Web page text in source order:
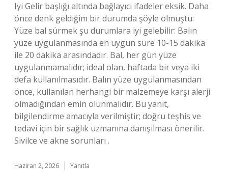
Iyi Gelir başlığı altında bağlayıcı ifadeler eksik. Daha
önce denk geldiğim bir durumda şöyle olmuştu:
Yüze bal sürmek şu durumlara iyi gelebilir: Balın
yüze uygulanmasında en uygun süre 10-15 dakika
ile 20 dakika arasındadır. Bal, her gün yüze
uygulanmamalıdır; ideal olan, haftada bir veya iki
defa kullanılmasıdır. Balın yüze uygulanmasından
önce, kullanılan herhangi bir malzemeye karşı alerji
olmadığından emin olunmalıdır. Bu yanıt,
bilgilendirme amacıyla verilmiştir; doğru teşhis ve
tedavi için bir sağlık uzmanına danışılması önerilir.
Sivilce ve akne sorunları .
Haziran 2, 2026 Yanıtla